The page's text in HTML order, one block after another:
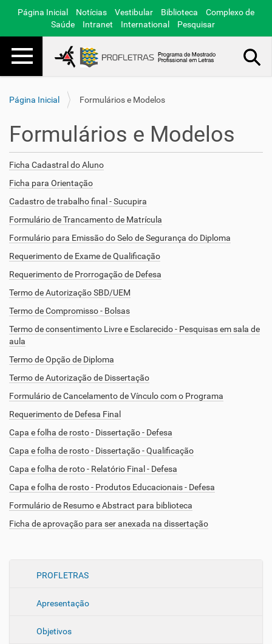
Página Inicial Notícias Vestibular Biblioteca
Complexo de
Saúde
Intranet International Pesquisar
Toggle navigation
Página Inicial
Formulários e Modelos
PROFLETRAS
Apresentação
Objetivos
Formulários e Modelos
Ficha Cadastral do Aluno
Ficha para Orientação
Cadastro de trabalho final - Sucupira
Formulário de Trancamento de Matrícula
Formulário para Emissão do Selo de Segurança do Diploma
Requerimento de Exame de Qualificação
Requerimento de Prorrogação de Defesa
Termo de Autorização SBD/UEM
Termo de Compromisso - Bolsas
Termo de consentimento Livre e Esclarecido - Pesquisas em sala de
aula
Termo de Opção de Diploma
Termo de Autorização de Dissertação
Formulário de Cancelamento de Vínculo com o Programa
Requerimento de Defesa Final
Capa e folha de rosto - Dissertação - Defesa
Capa e folha de rosto - Dissertação - Qualificação
Capa e folha de roto - Relatório Final - Defesa
Capa e folha de rosto - Produtos Educacionais - Defesa
Formulário de Resumo e Abstract para biblioteca
Ficha de aprovação para ser anexada na dissertação